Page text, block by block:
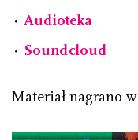
⋅ Audioteka
⋅ Soundcloud
Materiał nagrano w